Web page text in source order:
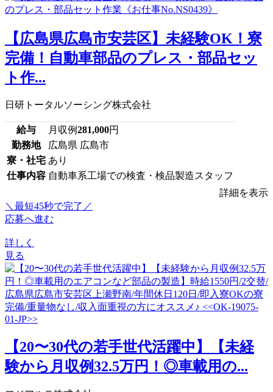
【広島県広島市安芸区】未経験OK！寮
完備！自動車部品のプレス・部品セッ
ト作...
日研トータルソーシング株式会社
給与 月収例281,000円
勤務地
広島県 広島市
寮・社宅 あり
仕事内容 自動車系工場での検査・検品製造スタッフ
詳細を表示
＼最短45秒で完了／
応募へ進む
詳しく
見る
【20〜30代の若手世代活躍中】【未経
験から月収例32.5万円！◎車載用の...